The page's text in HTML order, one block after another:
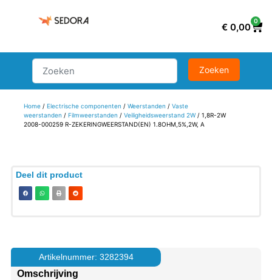
€ 0,00
0
Home/ Electrische componenten / Weerstanden / Vaste
weerstanden / Filmweerstanden / Veiligheidsweerstand 2W/ 1,8R-2W
2008-000259 R-ZEKERINGWEERSTAND(EN) 1.8OHM,5%,2W, A
Deel dit product
Artikelnummer: 3282394
Omschrijving